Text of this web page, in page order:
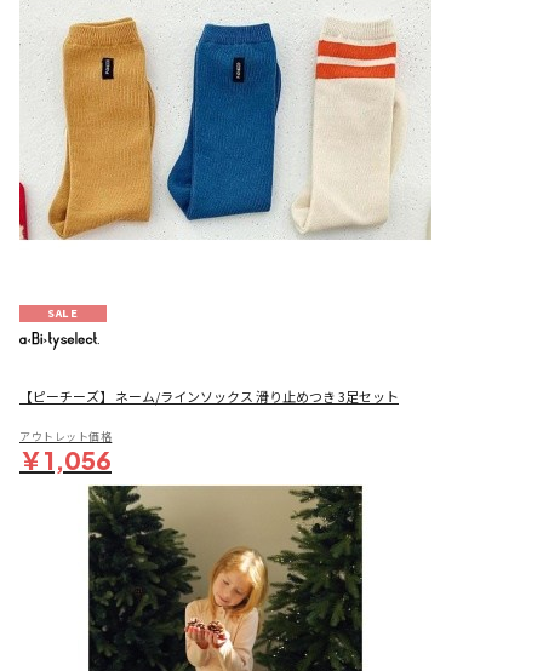
SALE
【ピーチーズ】 ネーム/ラインソックス 滑り止めつき 3足セット
アウトレット価格
￥1,056